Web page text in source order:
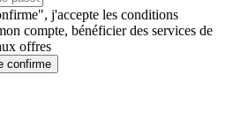
j'accepte les conditions
compte, bénéficier des services de
offres
confirme